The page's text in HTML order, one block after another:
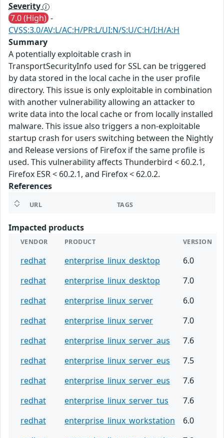
Severity
7.0 (High) -
CVSS:3.0/AV:L/AC:H/PR:L/UI:N/S:U/C:H/I:H/A:H
Summary
A potentially exploitable crash in
TransportSecurityInfo used for SSL can be triggered
by data stored in the local cache in the user profile
directory. This issue is only exploitable in combination
with another vulnerability allowing an attacker to
write data into the local cache or from locally installed
malware. This issue also triggers a non-exploitable
startup crash for users switching between the Nightly
and Release versions of Firefox if the same profile is
used. This vulnerability affects Thunderbird < 60.2.1,
Firefox ESR < 60.2.1, and Firefox < 62.0.2.
References
URL TAGS
Impacted products
VENDOR PRODUCT VERSION
redhat enterprise_linux_desktop
6.0
redhat
enterprise_linux_desktop
7.0
redhat
enterprise_linux_server
6.0
redhat
enterprise_linux_server
7.0
redhat
enterprise_linux_server_aus
7.6
redhat
enterprise_linux_server_eus
7.5
redhat
enterprise_linux_server_eus
7.6
redhat
enterprise_linux_server_tus
7.6
redhat
enterprise_linux_workstation
6.0